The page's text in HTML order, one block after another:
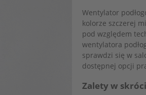
Wentylator
kolorze szczerej
pod względem
wentylatora
sprawdzi się w
dostępnej opcji
Zalety w